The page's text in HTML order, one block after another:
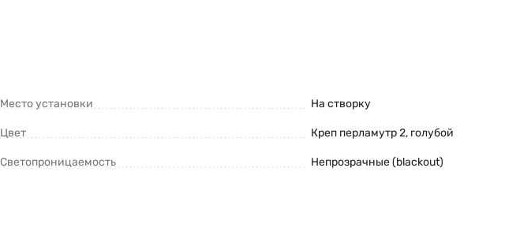
Место установки На створку
Цвет Креп перламутр 2, голубой
Светопроницаемость Непрозрачные (blackout)